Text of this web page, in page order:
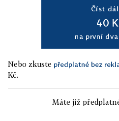
Číst
40
na první
Nebo zkuste předplatné bez
Kč.
Máte již